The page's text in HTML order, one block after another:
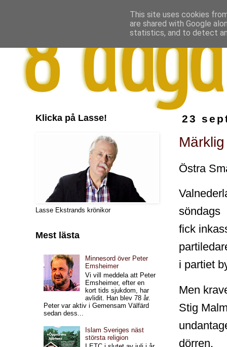
23
Östra
söndags
fick
i partiet
Men
Stig
dörren.
Klicka på Lasse!
Lasse Ekstrands krönikor
Mest lästa
Minnesord över Peter
Emsheimer
Vi vill meddela att Peter
Emsheimer, efter en
kort tids sjukdom, har
avlidit. Han blev 78 år.
Peter var aktiv i Gemensam Välfärd
sedan dess...
Islam Sveriges näst
största religion
This site uses cookies
are shared with Google
statistics, and to detect